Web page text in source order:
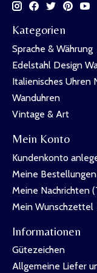
Kategorien
Sprache & Währung
Edelstahl Design
Italienisches Uhren
Wanduhren
Vintage & Art
Mein Konto
Kundenkonto
Meine Bestellungen
Meine Nachrichten
Mein Wunschzettel
Informationen
Gütezeichen
Allgemeine Liefer